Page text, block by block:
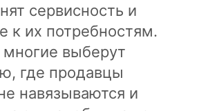
сервисность и
к их потребностям.
выберут
где продавцы
навязываются и